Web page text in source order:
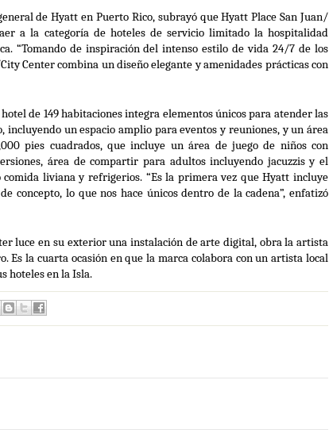
de Hyatt en Puerto Rico, subrayó queHyatt Place San Juan/
a la categoría de hoteles de servicio limitado la hospitalidad
“Tomando de inspiración del intenso estilo de vida 24/7 de los
Centercombina un diseño elegante y amenidades prácticas con
de 149 habitaciones integra elementos únicos para atender las
incluyendo un espacio amplio para eventos y reuniones, y un área
pies cuadrados, que incluye un área de juego de niños con
área de compartir para adultos incluyendo jacuzzis y el
comida liviana y refrigerios. “Es la primera vez que Hyatt incluye
concepto, lo que nos hace únicos dentro de la cadena”, enfatizó
luce en su exterior una instalación de arte digital, obra la artista
Es la cuarta ocasión en que la marca colabora con un artista local
hoteles en la Isla.